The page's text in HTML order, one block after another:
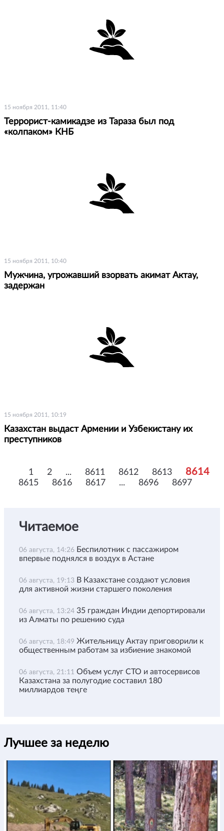
15 ноября 2011, 11:40
Террорист-камикадзе из Тараза был под
«колпаком» КНБ
15 ноября 2011, 10:40
Мужчина, угрожавший взорвать акимат Актау,
задержан
15 ноября 2011, 10:19
Казахстан выдаст Армении и Узбекистану их
преступников
1 2 ... 8611 8612 8613 8614
8615 8616 8617 ... 8696 8697
Читаемое
06 августа, 14:26 Беспилотник с пассажиром
впервые поднялся в воздух в Астане
06 августа, 19:13 В Казахстане создают условия
для активной жизни старшего поколения
06 августа, 13:24 35 граждан Индии депортировали
из Алматы по решению суда
06 августа, 18:49 Жительницу Актау приговорили к
общественным работам за избиение знакомой
06 августа, 21:11 Объем услуг СТО и автосервисов
Казахстана за полугодие составил 180
миллиардов теңге
Лучшее за неделю